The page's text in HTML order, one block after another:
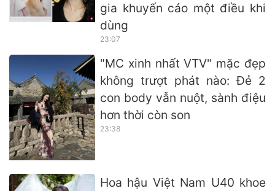
gia khuyến cáo một điều khi
dùng
23:07
"MC xinh nhất VTV" mặc đẹp
không trượt phát nào: Đẻ 2
con body vẫn nuột, sành điệu
hơn thời còn son
23:38
Hoa hậu Việt Nam U40 khoe